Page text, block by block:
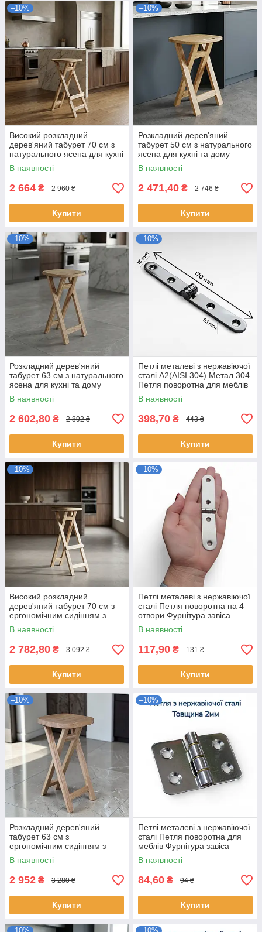
–10%
Високий розкладний
дерев'яний табурет 70 см з
натурального ясена для кухні
та дому
В наявності
2 664 ₴ 2 960 ₴
Купити
–10%
Розкладний дерев'яний
табурет 50 см з натурального
ясена для кухні та дому
В наявності
2 471,40 ₴ 2 746 ₴
Купити
–10%
Розкладний дерев'яний
табурет 63 см з натурального
ясена для кухні та дому
В наявності
2 602,80 ₴ 2 892 ₴
Купити
–10%
Петлі металеві з нержавіючої
сталі А2(AISI 304) Метал 304
Петля поворотна для меблів
Фурнітура завіса
В наявності
398,70 ₴ 443 ₴
Купити
–10%
Високий розкладний
дерев'яний табурет 70 см з
ергономічним сидінням з
натурального ясена
В наявності
2 782,80 ₴ 3 092 ₴
Купити
–10%
Петлі металеві з нержавіючої
сталі Петля поворотна на 4
отвори Фурнітура завіса
В наявності
117,90 ₴ 131 ₴
Купити
–10%
Розкладний дерев'яний
табурет 63 см з
ергономічним сидінням з
натурального ясена
В наявності
2 952 ₴ 3 280 ₴
Купити
–10%
Петлі металеві з нержавіючої
сталі Петля поворотна для
меблів Фурнітура завіса
В наявності
84,60 ₴ 94 ₴
Купити